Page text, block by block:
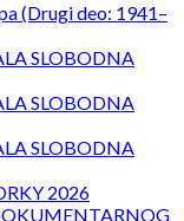
(Drugi deo: 1941–
SLOBODNA
SLOBODNA
SLOBODNA
2026